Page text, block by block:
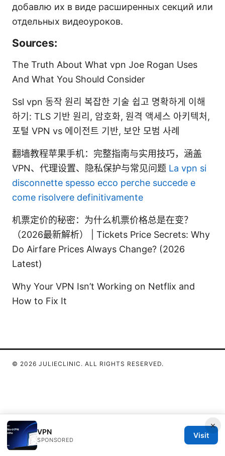
добавлю их в виде расширенных секций или
отдельных видеоуроков.
Sources:
The Truth About What vpn Joe Rogan Uses
And What You Should Consider
Ssl vpn 동작 원리 복잡한 기술 쉽고 명확하게 이해
하기: TLS 기반 원리, 암호화, 원격 액세스 아키텍처,
포털 VPN vs 에이전트 기반, 보안 모범 사례
翻墙教程苹果手机：完整指南与实用技巧，涵盖
VPN、代理设置、隐私保护与常见问题 La vpn si
disconnette spesso ecco perche succede e
come risolvere definitivamente
机票定价的秘密：为什么机票价格总是在变？
（2026最新解析） | Tickets Price Secrets: Why
Do Airfare Prices Always Change? (2026
Latest)
Why Your VPN Isn’t Working on Netflix and
How to Fix It
×
VPN
SPONSORED
Visit
© 2026 JULIECLINIC. ALL RIGHTS RESERVED.